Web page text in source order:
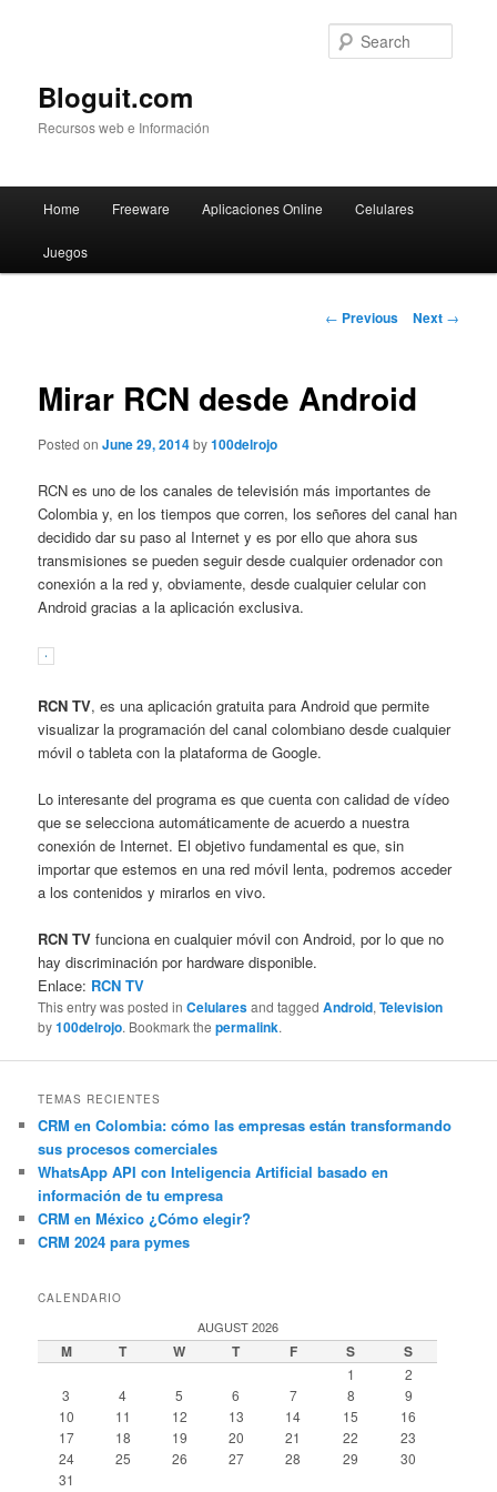
Bloguit.com
Recursos web e Información
Skip
to
Home Freeware Aplicaciones Online Celulares
Juegos
Post
← Previous Next →
Mirar RCN desde Android
Posted onJune 29, 2014by100delrojo
RCN es uno de los canales de televisión más importantes de
Colombia y, en los tiempos que corren, los señores del canal han
decidido dar su paso al Internet y es por ello que ahora sus
transmisiones se pueden seguir desde cualquier ordenador con
conexión a la red y, obviamente, desde cualquier celular con
Android gracias a la aplicación exclusiva.
RCN TV, es una aplicación gratuita para Android que permite
visualizar la programación del canal colombiano desde cualquier
móvil o tableta con la plataforma de Google.
Lo interesante del programa es que cuenta con calidad de vídeo
que se selecciona automáticamente de acuerdo a nuestra
conexión de Internet. El objetivo fundamental es que, sin
importar que estemos en una red móvil lenta, podremos acceder
a los contenidos y mirarlos en vivo.
RCN TV funciona en cualquier móvil con Android, por lo que no
hay discriminación por hardware disponible.
Enlace: RCN TV
This entry was posted inCelularesand taggedAndroid,Television
by100delrojo. Bookmark thepermalink.
TEMAS RECIENTES
CRM en Colombia: cómo las empresas están transformando
sus procesos comerciales
WhatsApp API con Inteligencia Artificial basado en
información de tu empresa
CRM en México ¿Cómo elegir?
CRM 2024 para pymes
CALENDARIO
AUGUST 2026
M T W T F S S
1
2
3
4 5 6 7 8
9
10
11 12 13 14 15
16
17
18 19 20 21 22
23
24
25 26 27 28 29
30
31